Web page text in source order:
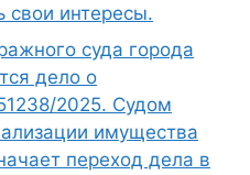
свои интересы.
суда города
дело о
2025. Судом
имущества
переход дела в